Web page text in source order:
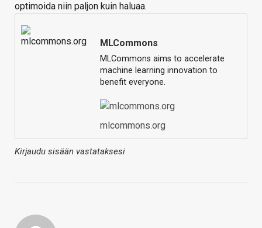
optimoida niin paljon kuin haluaa.
MLCommons
MLCommons aims to accelerate
machine learning innovation to
benefit everyone.
mlcommons.org
Kirjaudu sisään vastataksesi